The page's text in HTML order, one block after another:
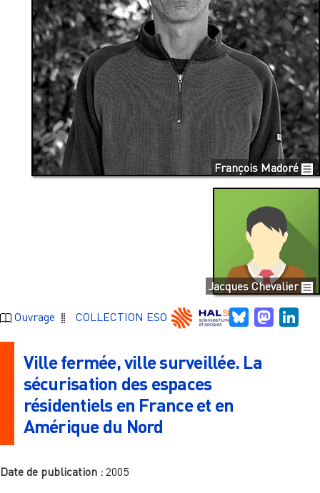
François Madoré
Jacques Chevalier
Ouvrage COLLECTION ESO Bluesky
Ville fermée, ville surveillée. La
sécurisation des espaces
résidentiels en France et en
Amérique du Nord
Date de publication : 2005